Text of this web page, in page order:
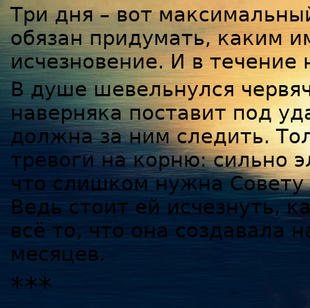
Три дня – вот
обязан придумать, каким
исчезновение. И в
В душе шевельнулся
наверняка поставит под
должна за ним следить.
тревоги на корню: сильно
что слишком нужна
Ведь стоит ей исчезнуть,
всё то, что она создавала
месяцев.
***